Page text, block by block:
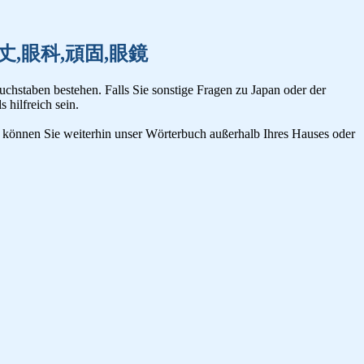
,眼科,頑固,眼鏡
bestehen. Falls Sie sonstige Fragen zu Japan oder der
hilfreich sein.
Sie weiterhin unser Wörterbuch außerhalb Ihres Hauses oder